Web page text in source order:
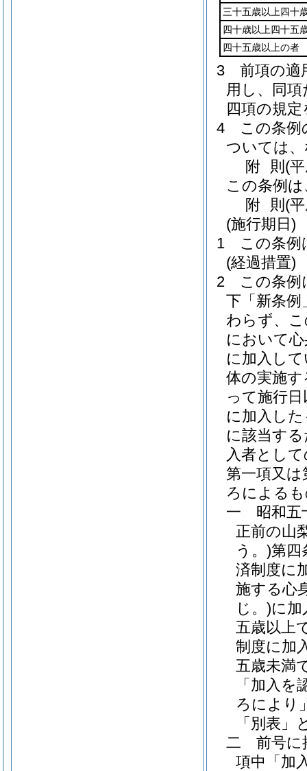
三十五歳以上四十
四十歳以上四十五
四十五歳以上の者
3
前項の適
用し、同
四項の規
4
この条例
ついては
附 則 (
この条例
附 則 (
(施行期日)
1
この条例
(経過措置)
2
この条例
下「新条
わらず、
において
に加入し
体の実施
って施行
に加入し
に該当す
入者とし
第一項又
ろによる
一
昭和五
正前の山
う。)第四
済制度に
施する心
じ。)に
五歳以上
制度に加
五歳未満
「加入
ろにより
「別表
二
前号に
項中「加